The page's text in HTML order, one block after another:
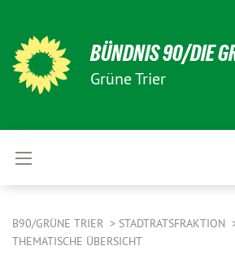
BÜNDNIS 90/DIE
Grüne Trier
B90/GRÜNE TRIER
STADTRATSFRAKTION
THEMATISCHE ÜBERSICHT